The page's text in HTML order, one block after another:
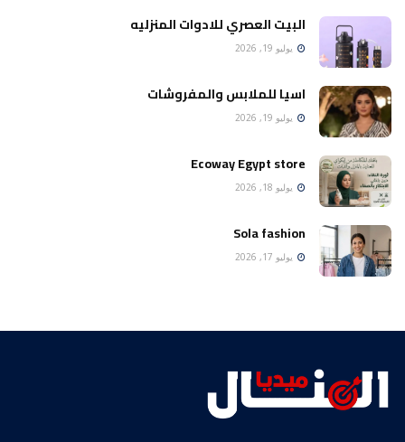
البيت العصري للادوات المنزليه
يوليو 19, 2026
اسيا للملابس والمفروشات
يوليو 19, 2026
Ecoway Egypt store
يوليو 18, 2026
Sola fashion
يوليو 17, 2026